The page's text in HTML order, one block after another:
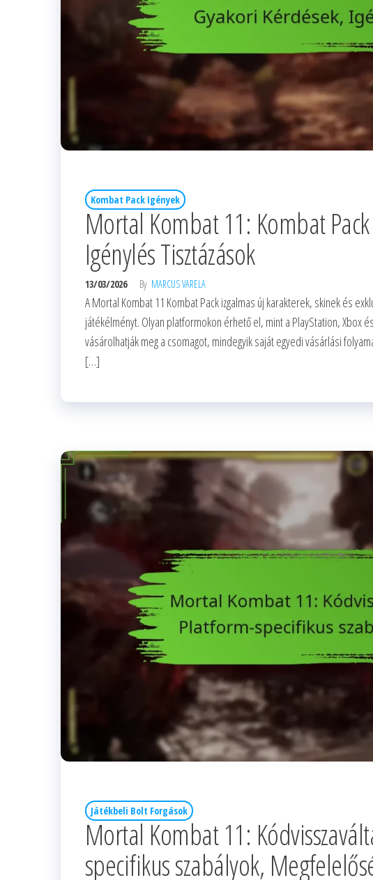
Kombat Pack Igények
Mortal Kombat 11: Kombat
Igénylés Tisztázások
13/03/2026 By MARCUS VARELA
A Mortal Kombat 11 Kombat Pack izgalmas új karakterek, skinek és
játékélményt. Olyan platformokon érhető el, mint a PlayStation, Xbox
vásárolhatják meg a csomagot, mindegyik saját egyedi vásárlási
[…]
Játékbeli Bolt Forgások
Mortal Kombat 11:
specifikus szabályok,